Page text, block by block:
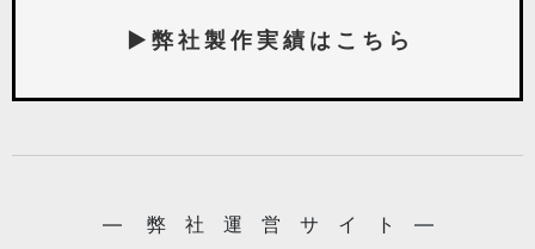
▶ 弊 社 製 作 実 績 は こ ち ら
― 弊 社 運 営 サ イ ト ―